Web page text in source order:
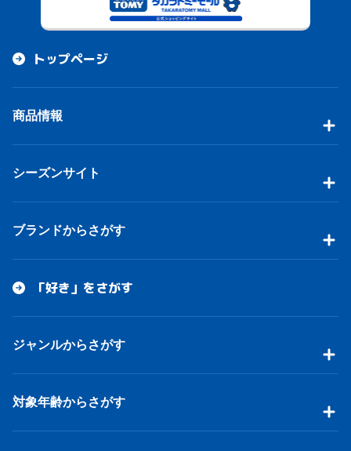
トップページ
商品情報
シーズンサイト
ブランドからさがす
「好き」をさがす
ジャンルからさがす
対象年齢からさがす